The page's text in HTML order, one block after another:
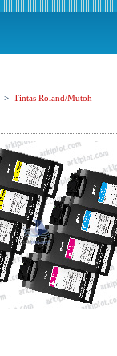
> Tintas Roland/Mutoh